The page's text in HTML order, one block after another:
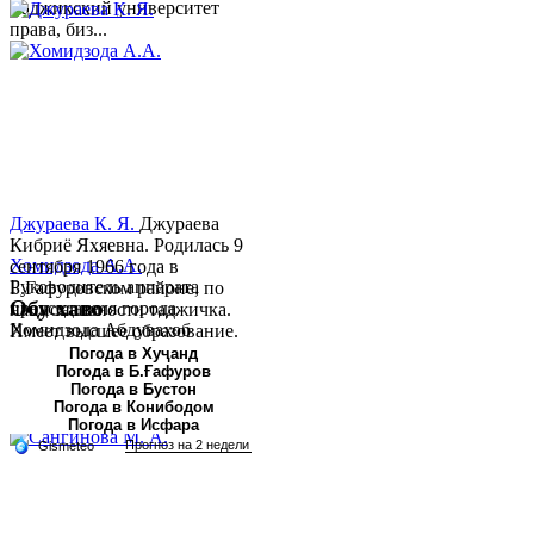
Таджикский университет
права, биз...
Хомидзода А.А.
Руководитель аппарата
председателя города
Хомидзода Абдувахоб
Абдумаджид родился 8
июня 1978 года в городе
Худжанде. По
национальности...
Джураева К. Я. Джураева
Кибриё Яхяевна. Родилась 9
сентября 1966 года в
Б.Гафуровском районе, по
национальности таджичка.
Имеет высшее образование.
В 1997 ...
Обу хаво
Погода в Хуҷанд
Погода в Б.Ғафуров
Погода в Бустон
Погода в Конибодом
Погода в Исфара